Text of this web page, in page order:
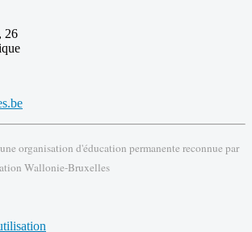
26
organisation d'éducation permanente reconnue par
Wallonie-Bruxelles